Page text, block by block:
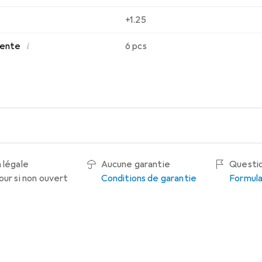
+1.25
i 6 pcs
légale
si non ouvert
Aucune garantie
Conditions de garantie